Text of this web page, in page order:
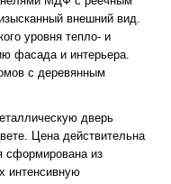
внешний вид.
уровня тепло- и
фасада и интерьера.
с деревянным
дверь
Цена действительна
сформирована из
интенсивную